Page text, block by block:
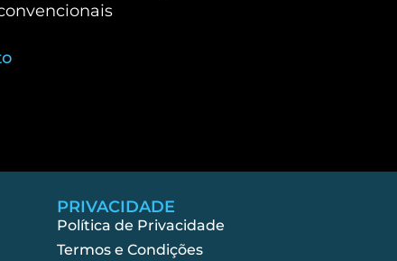
PRIVACIDADE
Política de Privacidade
Termos e Condições